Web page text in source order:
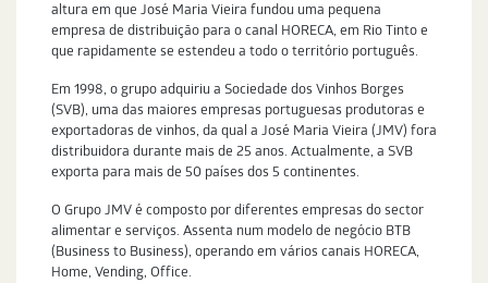
altura em que José Maria Vieira fundou uma pequena
empresa de distribuição para o canal HORECA, em Rio Tinto e
que rapidamente se estendeu a todo o território português.
Em 1998, o grupo adquiriu a Sociedade dos Vinhos Borges
(SVB), uma das maiores empresas portuguesas produtoras e
exportadoras de vinhos, da qual a José Maria Vieira (JMV) fora
distribuidora durante mais de 25 anos. Actualmente, a SVB
exporta para mais de 50 países dos 5 continentes.
O Grupo JMV é composto por diferentes empresas do sector
alimentar e serviços. Assenta num modelo de negócio BTB
(Business to Business), operando em vários canais HORECA,
Home, Vending, Office.